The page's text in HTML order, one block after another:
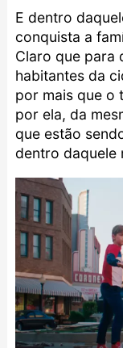
E dentro
conquista a
Claro que para
habitantes da
por mais que o
por ela, da
que estão
dentro daquele